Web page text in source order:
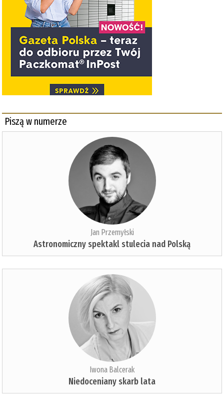
Piszą w numerze
Jan Przemyłski
Astronomiczny spektakl stulecia nad Polską
Iwona Balcerak
Niedoceniany skarb lata